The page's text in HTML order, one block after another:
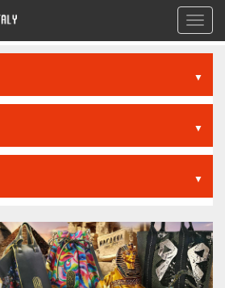
▼
▼
▼